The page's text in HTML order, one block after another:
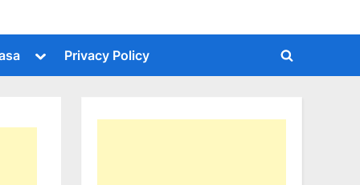
Toggle
menu
Privacy Policy
Toggle